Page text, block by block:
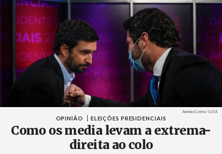
Créditos
António Cotrim / LUSA
OPINIÃO ELEIÇÕES PRESIDENCIAIS
Como os media levam a extrema-
direita ao colo